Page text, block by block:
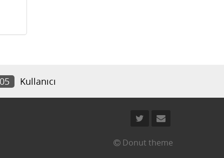
Kullanıcı
Donut theme